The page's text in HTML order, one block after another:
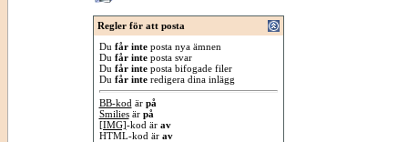
Regler för att posta
Du får inteposta nya ämnen
Du får inteposta svar
Du får inteposta bifogade filer
Du får interedigera dina inlägg
BB-kod är på
Smiliesär på
[IMG]-kod är av
HTML-kod är av